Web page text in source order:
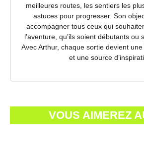
meilleures routes, les sentiers les
astuces pour progresser. Son
accompagner tous ceux qui
l’aventure, qu’ils soient débutants ou
Avec Arthur, chaque sortie devient
et une source
VOUS AIMEREZ